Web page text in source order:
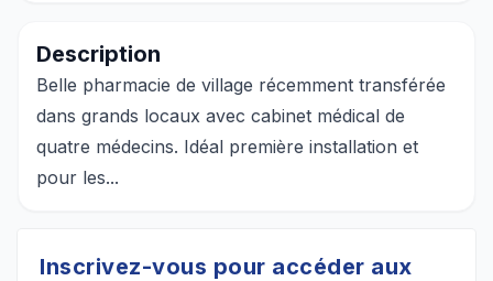
Description
Belle pharmacie de village récemment transférée
dans grands locaux avec cabinet médical de
quatre médecins. Idéal première installation et
pour les...
Inscrivez-vous pour accéder aux